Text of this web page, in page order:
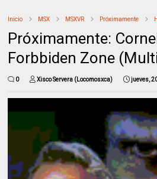
Inicio MSX MSXVR Próximamente
Próximamente:
Forbbiden Zone
0 Xisco Servera (Locomosxca) jueves,